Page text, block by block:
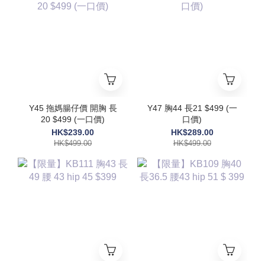
Y45 拖媽腸仔價 開胸 長
20 $499 (一口價)
HK$239.00
HK$499.00
Y47 胸44 長21 $499 (一
口價)
HK$289.00
HK$499.00